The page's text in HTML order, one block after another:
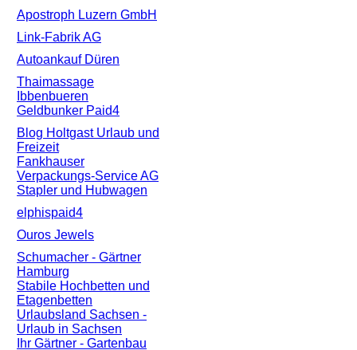
Apostroph Luzern GmbH
Link-Fabrik AG
Autoankauf Düren
Thaimassage
Ibbenbueren
Geldbunker Paid4
Blog Holtgast Urlaub und
Freizeit
Fankhauser
Verpackungs-Service AG
Stapler und Hubwagen
elphispaid4
Ouros Jewels
Schumacher - Gärtner
Hamburg
Stabile Hochbetten und
Etagenbetten
Urlaubsland Sachsen -
Urlaub in Sachsen
Ihr Gärtner - Gartenbau